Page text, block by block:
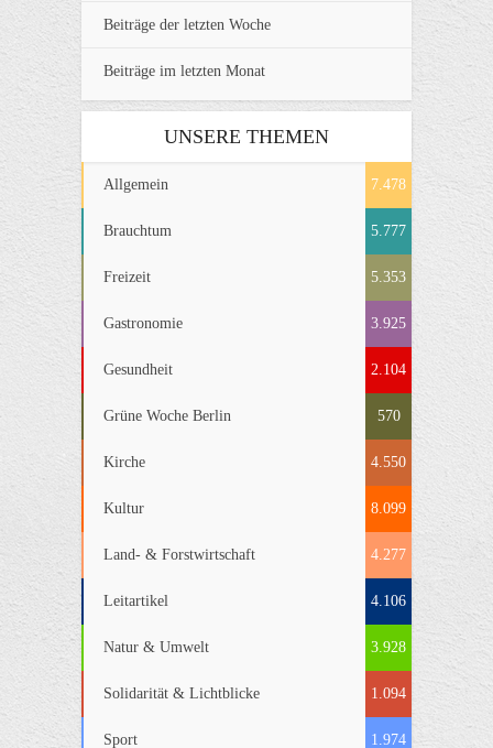
Beiträge der letzten Woche
Beiträge im letzten Monat
UNSERE THEMEN
Allgemein 7.478
Brauchtum 5.777
Freizeit 5.353
Gastronomie 3.925
Gesundheit 2.104
Grüne Woche Berlin 570
Kirche 4.550
Kultur 8.099
Land- & Forstwirtschaft 4.277
Leitartikel 4.106
Natur & Umwelt 3.928
Solidarität & Lichtblicke 1.094
Sport 1.974